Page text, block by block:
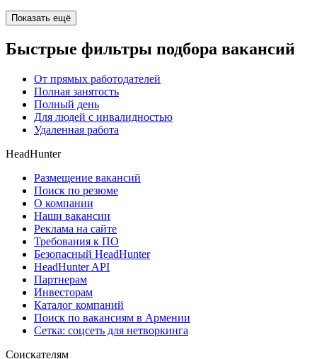
Показать ещё
Быстрые фильтры подбора вакансий
От прямых работодателей
Полная занятость
Полный день
Для людей с инвалидностью
Удаленная работа
HeadHunter
Размещение вакансий
Поиск по резюме
О компании
Наши вакансии
Реклама на сайте
Требования к ПО
Безопасный HeadHunter
HeadHunter API
Партнерам
Инвесторам
Каталог компаний
Поиск по вакансиям в Армении
Сетка: соцсеть для нетворкинга
Соискателям